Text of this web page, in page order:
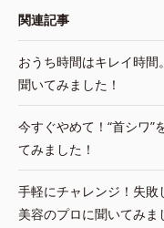
関連記事
おうち時間はキレイ時
聞いてみました！
今すぐやめて！“首シワ
てみました！
手軽にチャレンジ！失敗
美容のプロに聞いてみま